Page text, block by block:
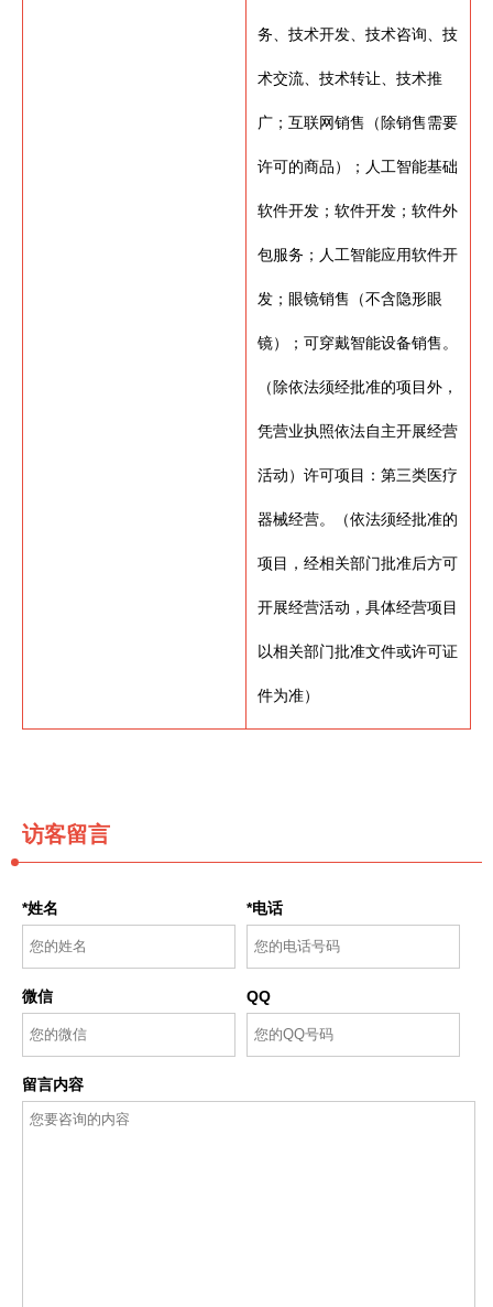
务、技术开发、技术咨询、技
术交流、技术转让、技术推
广；互联网销售（除销售需要
许可的商品）；人工智能基础
软件开发；软件开发；软件外
包服务；人工智能应用软件开
发；眼镜销售（不含隐形眼
镜）；可穿戴智能设备销售。
（除依法须经批准的项目外，
凭营业执照依法自主开展经营
活动）许可项目：第三类医疗
器械经营。（依法须经批准的
项目，经相关部门批准后方可
开展经营活动，具体经营项目
以相关部门批准文件或许可证
件为准）
访客留言
*姓名 *电话
微信 QQ
留言内容